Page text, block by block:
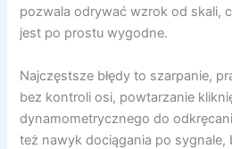
pozwala odrywać wzrok od skali,
jest po prostu wygodne.
Najczęstsze błędy to szarpanie,
bez kontroli osi, powtarzanie
dynamometrycznego do
też nawyk dociągania po sygnale,